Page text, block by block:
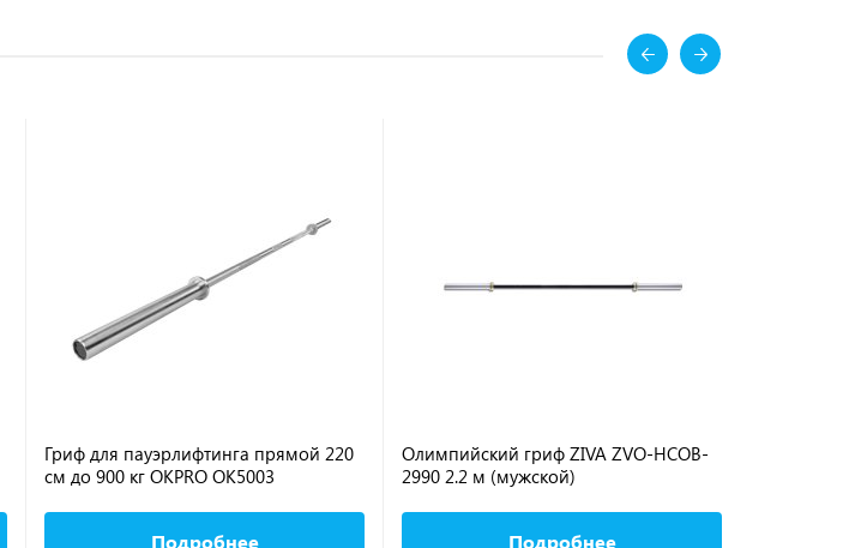
Гриф для пауэрлифтинга прямой 220
см до 900 кг OKPRO OK5003
Подробнее
Олимпийский гриф ZIVA ZVO-HCOB-
2990 2.2 м (мужской)
Подробнее